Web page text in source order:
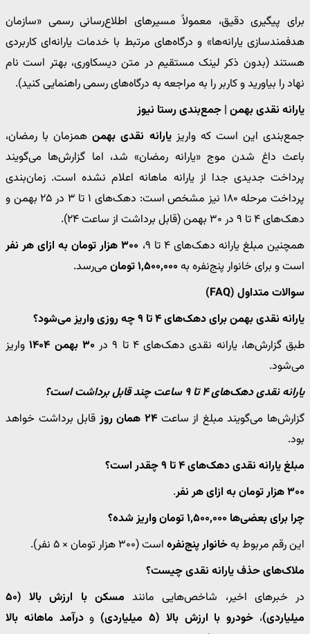
برای پیگیری دقیق، معمولاً مسیرهای اطلاع‌رسانی رسمی «سازمان
هدفمندسازی یارانه‌ها» و درگاه‌های مرتبط با خدمات یارانه‌ای کاربردی
هستند (بدون ذکر لینک مستقیم در متن دیسکاوری، بهتر است نام
نهاد را بیاورید و کاربر را به مراجعه به درگاه‌های رسمی راهنمایی کنید).
یارانه نقدی بهمن | جمع‌بندی رستا نیوز
جمع‌بندی این است که واریزیارانه نقدی بهمنهمزمان با رمضان،
باعث داغ شدن موج «یارانه رمضان» شد، اما گزارش‌ها می‌گویند
پرداخت جدیدی جدا از یارانه ماهانه اعلام نشده است. زمان‌بندی
پرداخت مرحله ۱۸۰ نیز مشخص است: دهک‌های ۱ تا ۳ در ۲۵ بهمن و
دهک‌های ۴ تا ۹ در ۳۰ بهمن (قابل برداشت از ساعت ۲۴).
همچنین مبلغ یارانه دهک‌های ۴ تا ۹،
۳۰۰ هزار تومان به ازای هر نفر
است و برای خانوار پنج‌نفره به۱,۵۰۰,۰۰۰ تومان
می‌رسد.
سوالات متداول (FAQ)
یارانه نقدی بهمن برای دهک‌های ۴ تا ۹ چه روزی واریز می‌شود؟
طبق گزارش‌ها، یارانه نقدی دهک‌های ۴ تا ۹ در
۳۰ بهمن ۱۴۰۴
واریز
می‌شود.
یارانه نقدی دهک‌های ۴ تا ۹ ساعت چند قابل برداشت است؟
گزارش‌ها می‌گویند مبلغ از ساعت ۲۴ همان روز
قابل برداشت خواهد
بود.
مبلغ یارانه نقدی دهک‌های ۴ تا ۹ چقدر است؟
۳۰۰ هزار تومان به ازای هر نفر
.
چرا برای بعضی‌ها ۱,۵۰۰,۰۰۰ تومان واریز شده؟
این رقم مربوط بهخانوار پنج‌نفره است (۳۰۰ هزار تومان × ۵ نفر).
ملاک‌های حذف یارانه نقدی چیست؟
در خبرهای اخیر، شاخص‌هایی مانند
مسکن با ارزش بالا (۵۰
میلیاردی)، خودرو با ارزش بالا (۵ میلیاردی) ودرآمد ماهانه بالا